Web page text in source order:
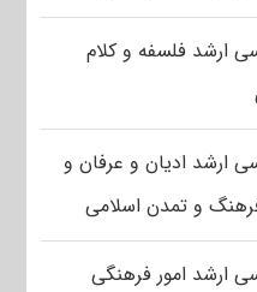
ارشد فلسفه و کلام
ارشد ادیان و عرفان و
و تمدن اسلامی
ارشد امور فرهنگی